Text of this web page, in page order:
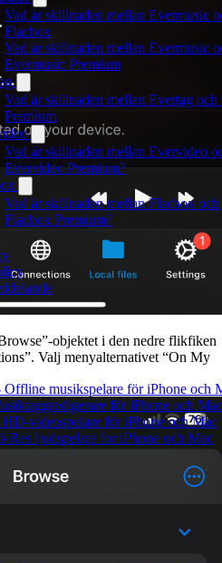
Vad är skillnaden mellan Evermusic
Flacbox
Vad är skillnaden mellan Evermusic
Evermusic Premium
Vad är skillnaden mellan Evertag och
Premium
Vad är skillnaden mellan Evervideo
Evervideo Premium?
Vad är skillnaden mellan Flacbox och
Flacbox Premium?
Offline musikspelare för iPhone och
för iPhone och Mac
videospelare för iPhone och Mac
Res ljudspelare for iPhone och Mac
objektet i den nedre flikfiken
Valj menyalternativet “On My